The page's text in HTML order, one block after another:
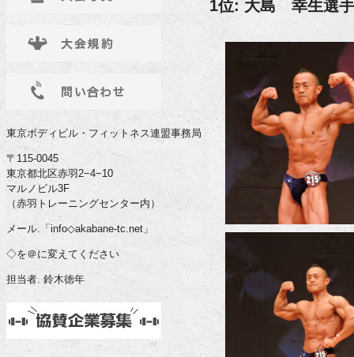
東京ボディビル・フィットネス連盟事務局
〒115-0045
東京都北区赤羽2−4−10
マルノビル3F
（赤羽トレーニングセンター内）
メール.「info◇akabane-tc.net」
◇を＠に変えてください
担当者. 鈴木徳年
1位: 大島 幸生選手